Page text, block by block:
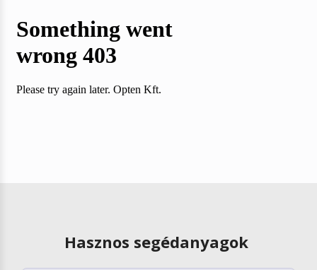
Hasznos segédanyagok